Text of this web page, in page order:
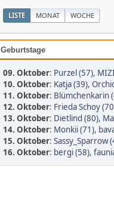
LISTE MONAT WOCHE
Geburtstage
09. Oktober: Purzel (57),
10. Oktober: Katja (39),
11. Oktober: Blümchenkarin
12. Oktober: Frieda Schoy
13. Oktober: Dietlind (80),
14. Oktober: Monkii (71),
15. Oktober: Sassy_Sparrow
16. Oktober: bergi (58),